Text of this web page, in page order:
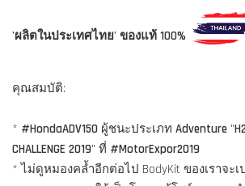
'ผลิตในประเทศไทย' ของแท้ 100%
คุณสมบัติ:
* #HondaADV150 ผู้ชนะประเภท Adventure "
CHALLENGE 2019" ที่ #MotorExpor2019
* ไม่ดูหมองคล้ำอีกต่อไป BodyKit ของเราจะเ